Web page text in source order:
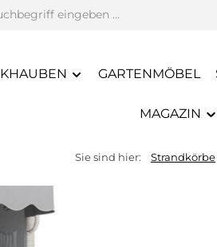
GARTENMÖBEL
MAGAZIN
Sie sind hier: Strandkörbe